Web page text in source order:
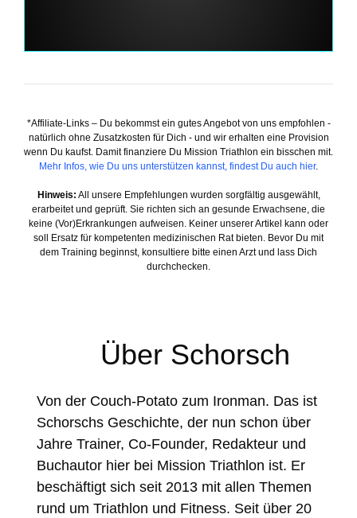
*Affiliate-Links – Du bekommst ein gutes Angebot von uns empfohlen -
natürlich ohne Zusatzkosten für Dich - und wir erhalten eine Provision
wenn Du kaufst. Damit finanziere Du Mission Triathlon ein bisschen mit.
Mehr Infos, wie Du uns unterstützen kannst, findest Du auch hier.
Hinweis: All unsere Empfehlungen wurden sorgfältig ausgewählt,
erarbeitet und geprüft. Sie richten sich an gesunde Erwachsene, die
keine (Vor)Erkrankungen aufweisen. Keiner unserer Artikel kann oder
soll Ersatz für kompetenten medizinischen Rat bieten. Bevor Du mit
dem Training beginnst, konsultiere bitte einen Arzt und lass Dich
durchchecken.
Über Schorsch
Von der Couch-Potato zum Ironman. Das ist
Schorschs Geschichte, der nun schon über
Jahre Trainer, Co-Founder, Redakteur und
Buchautor hier bei Mission Triathlon ist. Er
beschäftigt sich seit 2013 mit allen Themen
rund um Triathlon und Fitness. Seit über 20